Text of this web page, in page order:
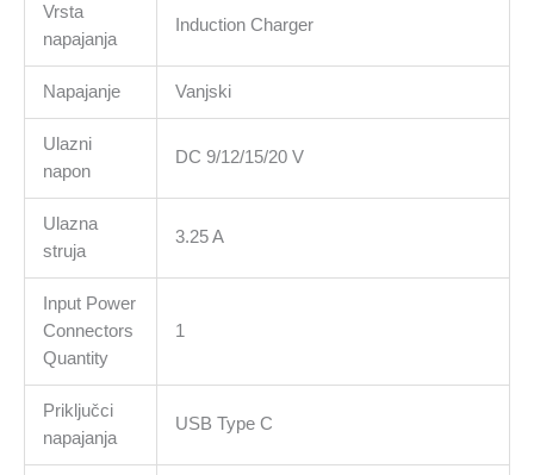
Vrsta
napajanja
Induction Charger
Napajanje Vanjski
Ulazni
napon
DC 9/12/15/20 V
Ulazna
struja
3.25 A
Input Power
Connectors
Quantity
1
Priključci
napajanja
USB Type C